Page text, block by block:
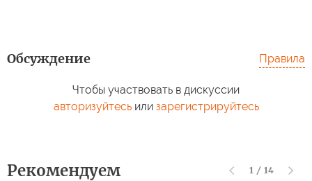
Обсуждение Правила
Чтобы участвовать в дискуссии
авторизуйтесьили зарегистрируйтесь
Рекомендуем 1 / 14